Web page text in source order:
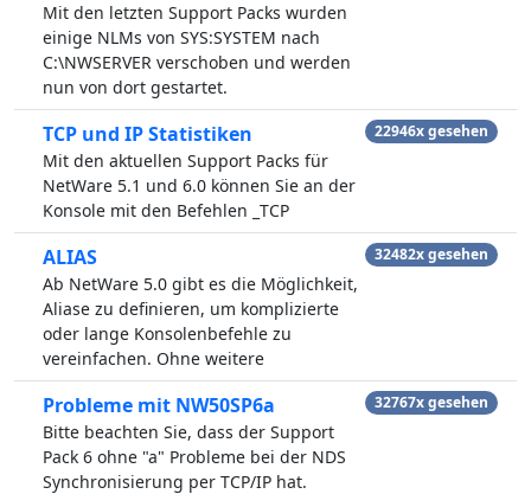
Mit den letzten Support Packs wurden
einige NLMs von SYS:SYSTEM nach
C:\NWSERVER verschoben und werden
nun von dort gestartet.
TCP und IP Statistiken
Mit den aktuellen Support Packs für
NetWare 5.1 und 6.0 können Sie an der
Konsole mit den Befehlen _TCP
22946x gesehen
ALIAS
Ab NetWare 5.0 gibt es die Möglichkeit,
Aliase zu definieren, um komplizierte
oder lange Konsolenbefehle zu
vereinfachen. Ohne weitere
32482x gesehen
Probleme mit NW50SP6a
Bitte beachten Sie, dass der Support
Pack 6 ohne "a" Probleme bei der NDS
Synchronisierung per TCP/IP hat.
32767x gesehen